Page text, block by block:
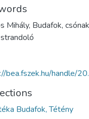
Mihály, Budafok,
bea.fszek.hu/handle/
Budafok, Tétény